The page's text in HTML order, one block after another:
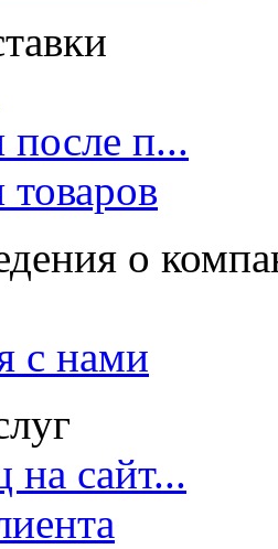
после п...
товаров
о
с нами
на сайт...